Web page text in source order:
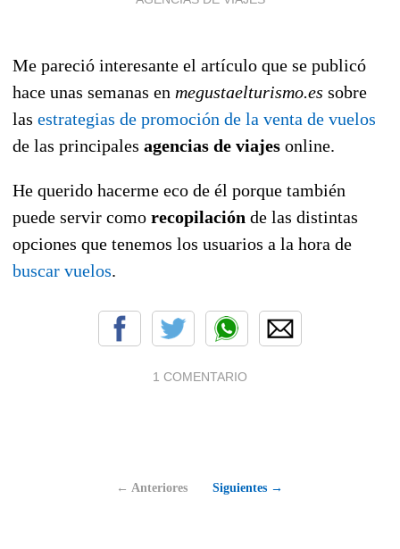
Me pareció interesante el artículo que se publicó
hace unas semanas en megustaelturismo.es sobre
las estrategias de promoción de la venta de vuelos
de las principales agencias de viajes online.
He querido hacerme eco de él porque también
puede servir como recopilación de las distintas
opciones que tenemos los usuarios a la hora de
buscar vuelos.
1 COMENTARIO
← Anteriores Siguientes →